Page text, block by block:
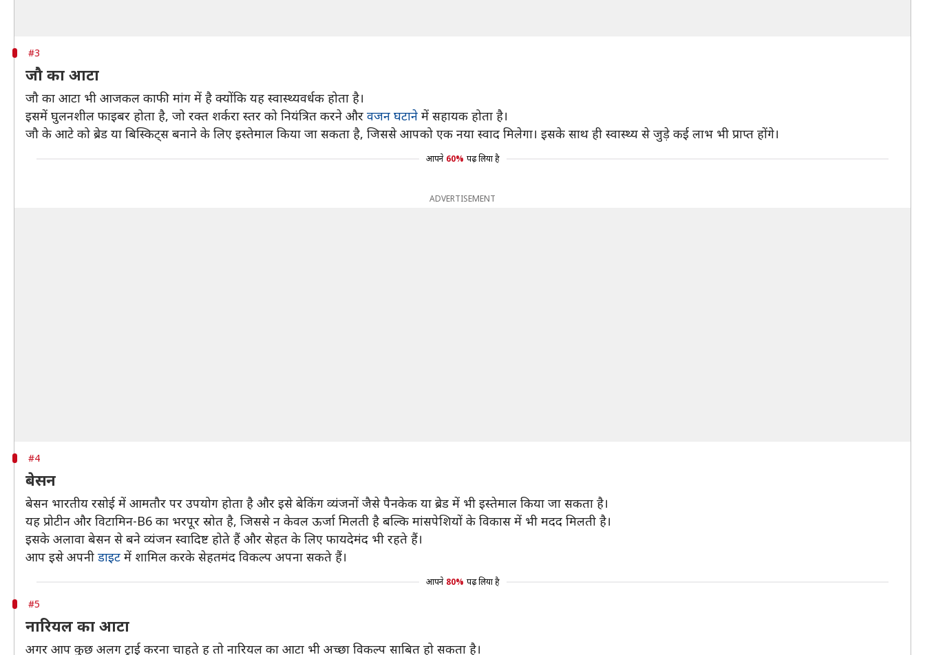
#3
जौ का आटा
जौ का आटा भी आजकल काफी मांग में है क्योंकि यह स्वास्थ्यवर्धक होता है।
इसमें घुलनशील फाइबर होता है, जो रक्त शर्करा स्तर को नियंत्रित करने और वजन घटाने में सहायक होता है।
जौ के आटे को ब्रेड या बिस्किट्स बनाने के लिए इस्तेमाल किया जा सकता है, जिससे आपको एक नया स्वाद मिलेगा। इसके साथ ही स्वास्थ्य से जुड़े कई लाभ भी प्राप्त होंगे।
आपने 60% पढ़ लिया है
ADVERTISEMENT
#4
बेसन
बेसन भारतीय रसोई में आमतौर पर उपयोग होता है और इसे बेकिंग व्यंजनों जैसे पैनकेक या ब्रेड में भी इस्तेमाल किया जा सकता है।
यह प्रोटीन और विटामिन-B6 का भरपूर स्रोत है, जिससे न केवल ऊर्जा मिलती है बल्कि मांसपेशियों के विकास में भी मदद मिलती है।
इसके अलावा बेसन से बने व्यंजन स्वादिष्ट होते हैं और सेहत के लिए फायदेमंद भी रहते हैं।
आप इसे अपनी डाइट में शामिल करके सेहतमंद विकल्प अपना सकते हैं।
आपने 80% पढ़ लिया है
#5
नारियल का आटा
अगर आप कुछ अलग ट्राई करना चाहते ह तो नारियल का आटा भी अच्छा विकल्प साबित हो सकता है।